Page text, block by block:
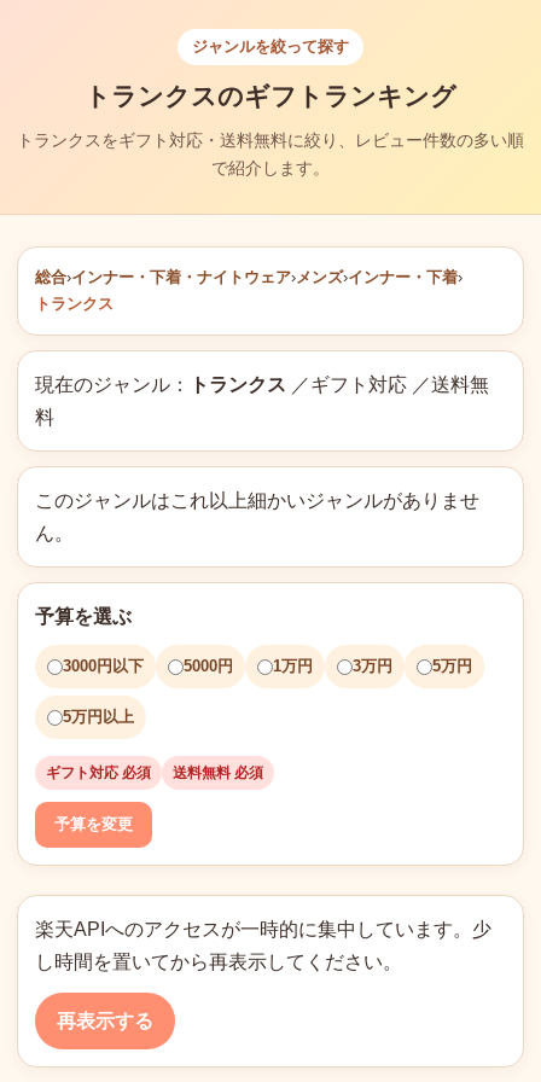
ジャンルを絞って探す
トランクスのギフトランキング
トランクスをギフト対応・送料無料に絞り、レビュー件数の多い順
で紹介します。
総合›インナー・下着・ナイトウェア›メンズ›インナー・下着›
トランクス
現在のジャンル： トランクス ／ギフト対応 ／送料無
料
このジャンルはこれ以上細かいジャンルがありませ
ん。
予算を選ぶ
3000円以下 5000円 1万円 3万円 5万円
5万円以上
ギフト対応 必須 送料無料 必須
予算を変更
楽天APIへのアクセスが一時的に集中しています。少
し時間を置いてから再表示してください。
再表示する